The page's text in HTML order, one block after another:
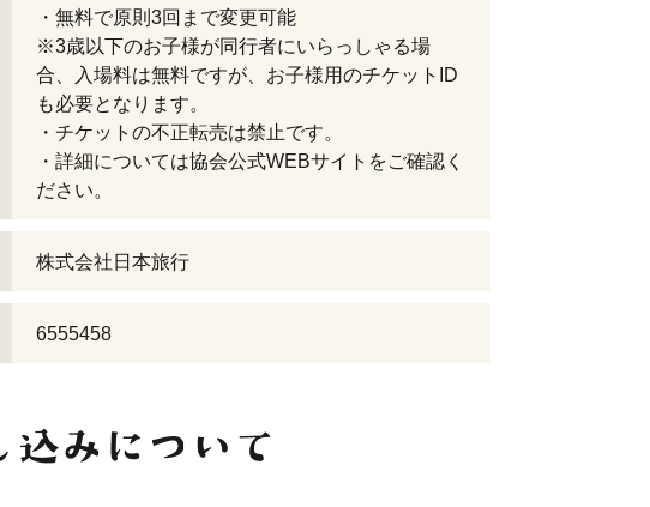
・無料で原則3回まで変更可能
※3歳以下のお子様が同行者にいらっしゃる場
合、入場料は無料ですが、お子様用のチケットID
も必要となります。
・チケットの不正転売は禁止です。
・詳細については協会公式WEBサイトをご確認く
ださい。
株式会社日本旅行
6555458